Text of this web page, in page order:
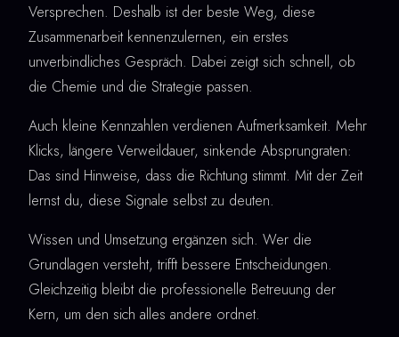
Versprechen. Deshalb ist der beste Weg, diese
Zusammenarbeit kennenzulernen, ein erstes
unverbindliches Gespräch. Dabei zeigt sich schnell, ob
die Chemie und die Strategie passen.
Auch kleine Kennzahlen verdienen Aufmerksamkeit. Mehr
Klicks, längere Verweildauer, sinkende Absprungraten:
Das sind Hinweise, dass die Richtung stimmt. Mit der Zeit
lernst du, diese Signale selbst zu deuten.
Wissen und Umsetzung ergänzen sich. Wer die
Grundlagen versteht, trifft bessere Entscheidungen.
Gleichzeitig bleibt die professionelle Betreuung der
Kern, um den sich alles andere ordnet.